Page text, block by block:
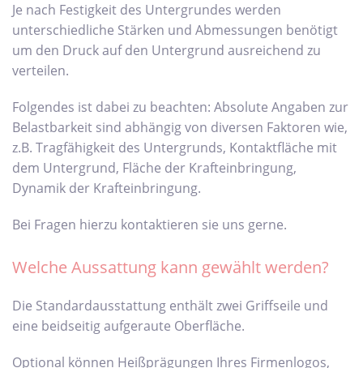
Je nach Festigkeit des Untergrundes werden
unterschiedliche Stärken und Abmessungen benötigt
um den Druck auf den Untergrund ausreichend zu
verteilen.
Folgendes ist dabei zu beachten: Absolute Angaben zur
Belastbarkeit sind abhängig von diversen Faktoren wie,
z.B. Tragfähigkeit des Untergrunds, Kontaktfläche mit
dem Untergrund, Fläche der Krafteinbringung,
Dynamik der Krafteinbringung.
Bei Fragen hierzu kontaktieren sie uns gerne.
Welche Aussattung kann gewählt werden?
Die Standardausstattung enthält zwei Griffseile und
eine beidseitig aufgeraute Oberfläche.
Optional können Heißprägungen Ihres Firmenlogos,